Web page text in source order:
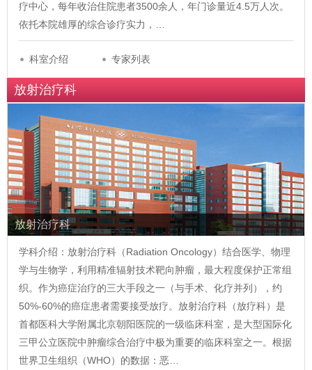
疗中心，每年收治住院患者3500余人，年门诊量近4.5万人次。
依托本院雄厚的综合诊疗实力，…
科室介绍 专家列表
放射治疗科
放射治疗科
学科介绍：放射治疗科（Radiation Oncology）结合医学、物理
学与生物学，利用精准辐射技术靶向肿瘤，最大程度保护正常组
织。作为癌症治疗的三大手段之一（与手术、化疗并列），约
50%-60%的癌症患者需要接受放疗。放射治疗科（放疗科）是
首都医科大学附属北京朝阳医院的一级临床科室，是大型国际化
三甲公立医院中肿瘤综合治疗中极为重要的临床科室之一。根据
世界卫生组织（WHO）的数据：恶…